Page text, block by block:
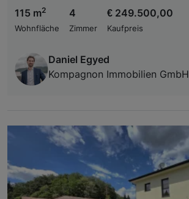
115 m2
Wohnfläche
4
Zimmer
€ 249.500,00
Kaufpreis
Daniel Egyed
Kompagnon Immobilien GmbH